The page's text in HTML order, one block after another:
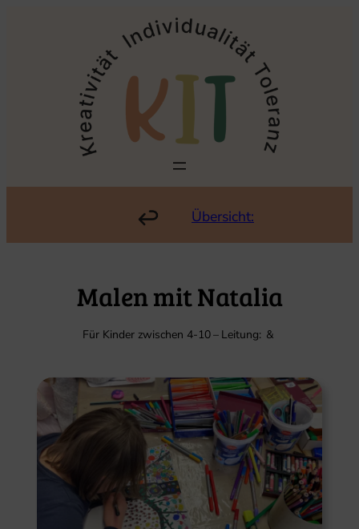
Übersicht:
Malen mit Natalia
Für Kinder zwischen 4-10– Leitung: &